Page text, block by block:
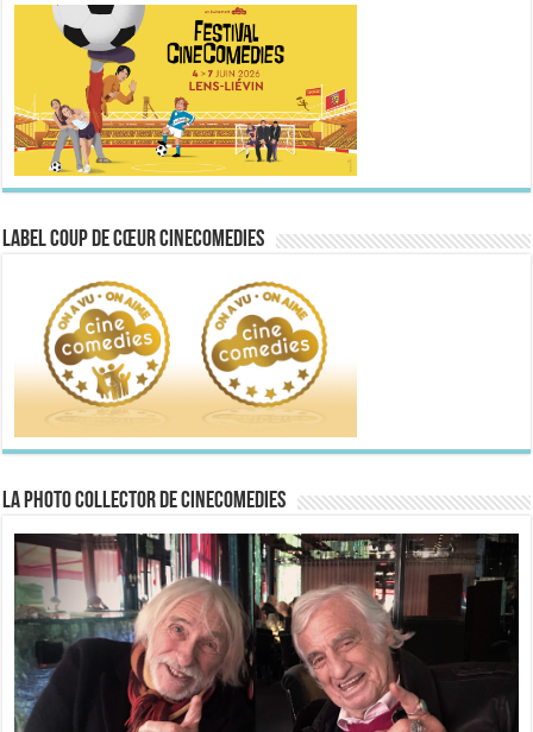
Label Coup de Cœur CineComedies
La Photo collector de CineComedies